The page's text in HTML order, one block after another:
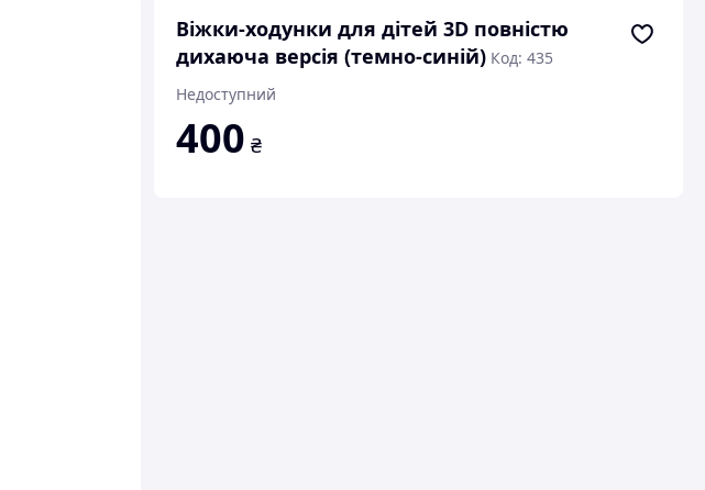
Віжки-ходунки для дітей 3D повністю
дихаюча версія (темно-синій) Код: 435
Недоступний
400 ₴